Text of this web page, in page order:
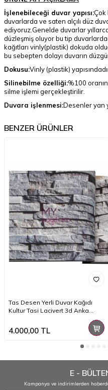
İşlenebileceği duvar yapısı:Çok
duvarlarda ve saten alçılı düz
ediyoruz.Genelde duvarlar
düzleşmiş oluyor bu tip
kağıtları vinly(plastik) dokuda
bu sebepten dolayı duvarın
Dokusu:Vinly (plastik)
Silinebilme özelliği:%100
silme işlemi gerçekleştirilir.
Duvara işlenmesi:Desenler yan
BENZER ÜRÜNLER
Tas Desen Yerli Duvar Kağıdı
Kultur Tasi Lacivert 3d Anka
4.000,00 TL
E -
Kampanya ve indirimlerden